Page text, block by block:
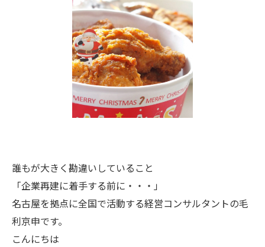
誰もが大きく勘違いしていること
「企業再建に着手する前に・・・」
名古屋を拠点に全国で活動する経営コンサルタントの毛
利京申です。
こんにちは